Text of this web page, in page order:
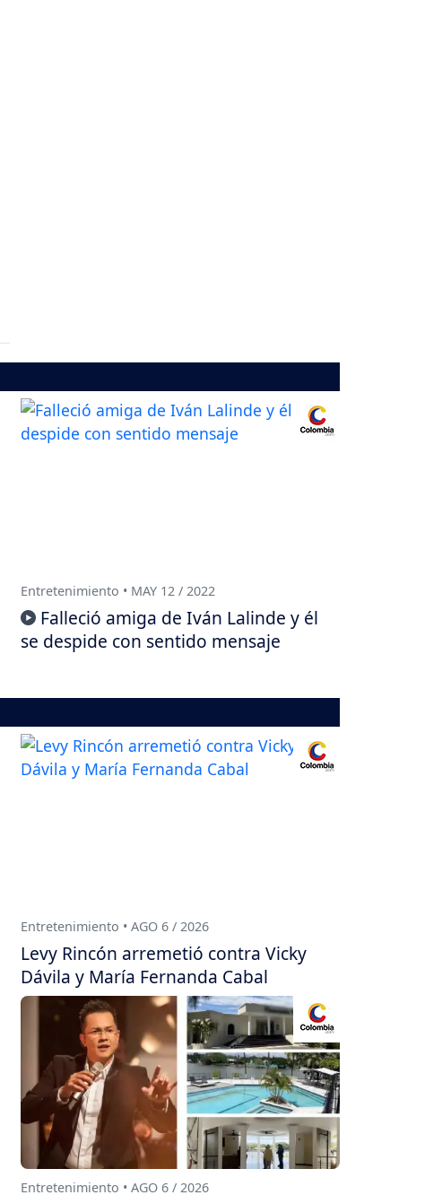
Entretenimiento • MAY 12 / 2022
Falleció amiga de Iván Lalinde y él
se despide con sentido mensaje
Entretenimiento • AGO 6 / 2026
Levy Rincón arremetió contra Vicky
Dávila y María Fernanda Cabal
Entretenimiento • AGO 6 / 2026